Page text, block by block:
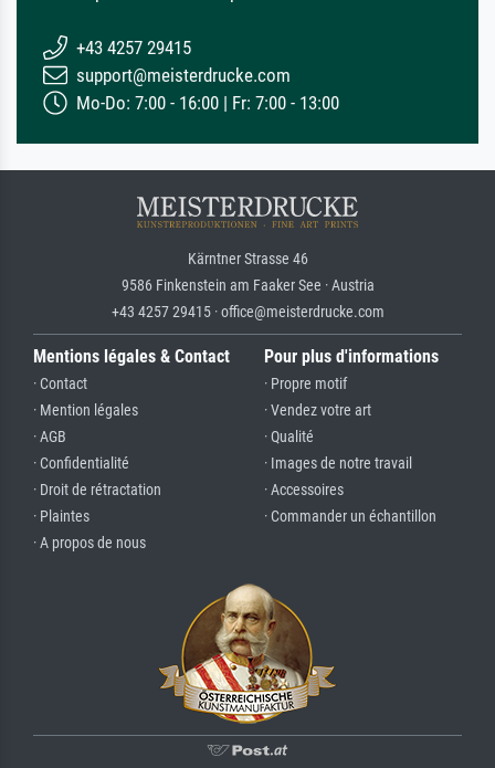
+43 4257 29415
support@meisterdrucke.com
Mo-Do: 7:00 - 16:00 | Fr: 7:00 - 13:00
Kärntner Strasse 46
9586 Finkenstein am Faaker See · Austria
+43 4257 29415 · office@meisterdrucke.com
Mentions légales & Contact
· Contact
· Mention légales
· AGB
· Confidentialité
· Droit de rétractation
· Plaintes
· A propos de nous
Pour plus d'informations
· Propre motif
· Vendez votre art
· Qualité
· Images de notre travail
· Accessoires
· Commander un échantillon